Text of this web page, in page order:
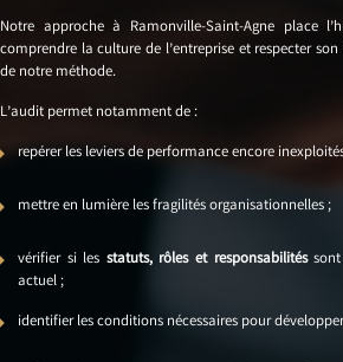
Notre approche à Ramonville-Saint-Agne place
comprendre la culture de l’entreprise et respecter
de notre méthode.
L’audit permet notamment de :
repérer les leviers de performance encore
mettre en lumière les fragilités organisationnelles ;
vérifier si les statuts, rôles et responsabilitéssont
actuel ;
identifier les conditions nécessaires pour